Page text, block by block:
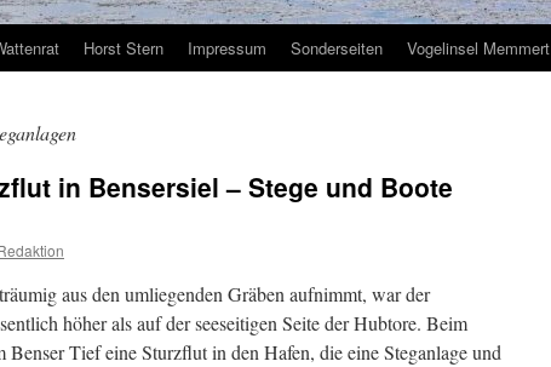
Horst Stern Impressum Sonderseiten Vogelinsel Memmert
in Bensersiel – Stege und Boote
aus den umliegenden Gräben aufnimmt, war der
höher als auf der seeseitigen Seite der Hubtore. Beim
Benser Tief eine Sturzflut in den Hafen, die eine Steganlage und